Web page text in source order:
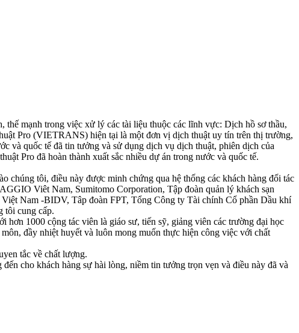
mạnh trong việc xử lý các tài liệu thuộc các lĩnh vực: Dịch hồ sơ thầu,
Pro (VIETRANS) hiện tại là một đơn vị dịch thuật uy tín trên thị trường,
và quốc tế đã tin tưởng và sử dụng dịch vụ dịch thuật, phiên dịch của
Pro đã hoàn thành xuất sắc nhiều dự án trong nước và quốc tế.
chúng tôi, điều này được minh chứng qua hệ thống các khách hàng đối tác
Viêt Nam, Sumitomo Corporation, Tập đoàn quản lý khách sạn
Nam -BIDV, Tâp đoàn FPT, Tổng Công ty Tài chính Cổ phần Dầu khí
tôi cung cấp.
1000 cộng tác viên là giáo sư, tiến sỹ, giảng viên các trường đại học
đầy nhiệt huyết và luôn mong muốn thực hiện công việc với chất
tắc về chất lượng.
cho khách hàng sự hài lòng, niềm tin tưởng trọn vẹn và điều này đã và